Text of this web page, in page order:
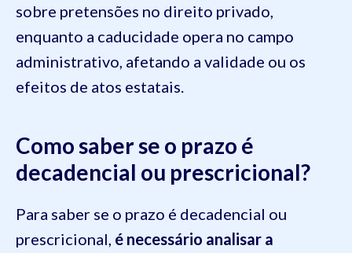
sobre pretensões no direito privado,
enquanto a caducidade opera no campo
administrativo, afetando a validade ou os
efeitos de atos estatais.
Como saber se o prazo é
decadencial ou prescricional?
Para saber se o prazo é decadencial ou
prescricional, é necessário analisar a